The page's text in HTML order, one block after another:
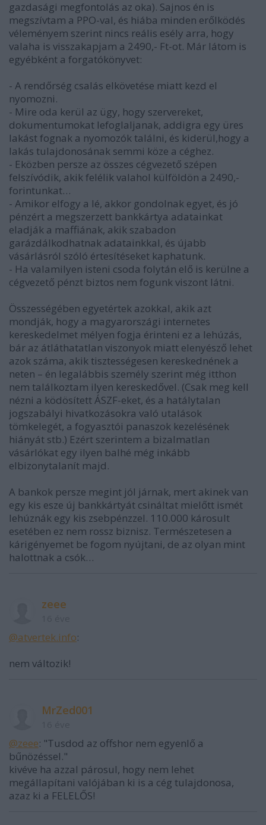
gazdasági megfontolás az oka). Sajnos én is
megszívtam a PPO-val, és hiába minden erőlködés
véleményem szerint nincs reális esély arra, hogy
valaha is visszakapjam a 2490,- Ft-ot. Már látom is
egyébként a forgatókönyvet:
- A rendőrség csalás elkövetése miatt kezd el
nyomozni.
- Mire oda kerül az ügy, hogy szervereket,
dokumentumokat lefoglaljanak, addigra egy üres
lakást fognak a nyomozók találni, és kiderül,hogy a
lakás tulajdonosának semmi köze a céghez.
- Eközben persze az összes cégvezető szépen
felszívódik, akik felélik valahol külföldön a 2490,-
forintunkat…
- Amikor elfogy a lé, akkor gondolnak egyet, és jó
pénzért a megszerzett bankkártya adatainkat
eladják a maffiának, akik szabadon
garázdálkodhatnak adatainkkal, és újabb
vásárlásról szóló értesítéseket kaphatunk.
- Ha valamilyen isteni csoda folytán elő is kerülne a
cégvezető pénzt biztos nem fogunk viszont látni.
Összességében egyetértek azokkal, akik azt
mondják, hogy a magyarországi internetes
kereskedelmet mélyen fogja érinteni ez a lehúzás,
bár az átláthatatlan viszonyok miatt elenyésző lehet
azok száma, akik tisztességesen kereskednének a
neten – én legalábbis személy szerint még itthon
nem találkoztam ilyen kereskedővel. (Csak meg kell
nézni a ködösített ÁSZF-eket, és a hatálytalan
jogszabályi hivatkozásokra való utalások
tömkelegét, a fogyasztói panaszok kezelésének
hiányát stb.) Ezért szerintem a bizalmatlan
vásárlókat egy ilyen balhé még inkább
elbizonytalanít majd.
A bankok persze megint jól járnak, mert akinek van
egy kis esze új bankkártyát csináltat mielőtt ismét
lehúznák egy kis zsebpénzzel. 110.000 károsult
esetében ez nem rossz biznisz. Természetesen a
kárigényemet be fogom nyújtani, de az olyan mint
halottnak a csók…
zeee
@atvertek.info:
nem változik!
MrZed001
@zeee: "Tusdod az offshor nem egyenlő a
bűnözéssel."
kivéve ha azzal párosul, hogy nem lehet
megállapítani valójában ki is a cég tulajdonosa,
azaz ki a FELELŐS!